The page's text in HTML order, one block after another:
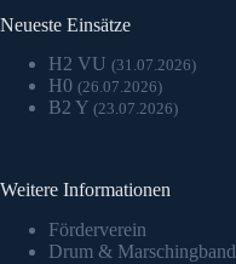
Neueste Einsätze
H2 VU (31.07.2026)
H0 (26.07.2026)
B2 Y (23.07.2026)
Weitere Informationen
Förderverein
Drum & Marschingband